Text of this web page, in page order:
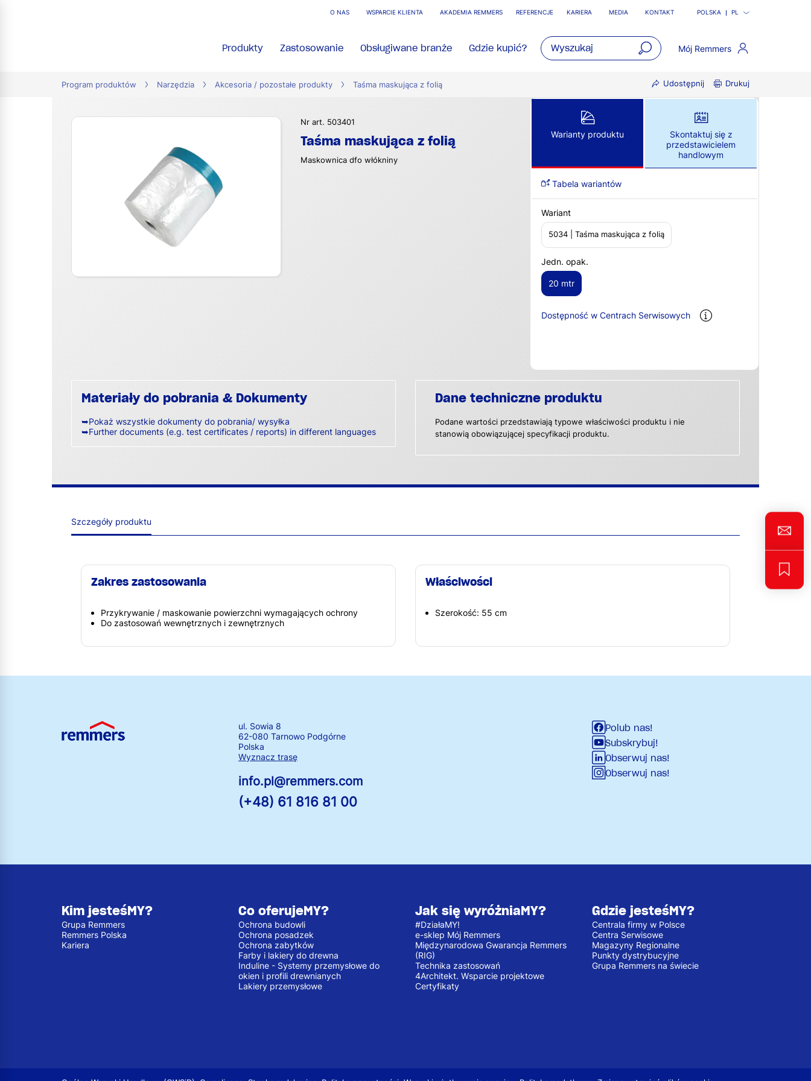
O NAS WSPARCIE KLIENTA AKADEMIA REMMERS REFERENCJE KARIERA MEDIA KONTAKT POLSKA PL
Produkty Zastosowanie Obsługiwane branże Gdzie kupić? Mój Remmers
Program produktów Narzędzia Akcesoria / pozostałe produkty Taśma maskująca z folią Udostępnij Drukuj
Nr art. 503401
Taśma maskująca z folią
Maskownica dfo włókniny
Warianty produktu
Skontaktuj się z
przedstawicielem
handlowym
Tabela wariantów
Wariant
5034 | Taśma maskująca z folią
Jedn. opak.
20 mtr
Dostępność w Centrach Serwisowych
Materiały do pobrania & Dokumenty
➥Pokaż wszystkie dokumenty do pobrania/ wysyłka
➥Further documents (e.g. test certificates / reports) in different languages
Dane techniczne produktu
Podane wartości przedstawiają typowe właściwości produktu i nie
stanowią obowiązującej specyfikacji produktu.
Szczegóły produktu
Zakres zastosowania
Przykrywanie / maskowanie powierzchni wymagających ochrony
Do zastosowań wewnętrznych i zewnętrznych
Właściwości
Szerokość: 55 cm
ul. Sowia 8
62-080 Tarnowo Podgórne
Polska
Wyznacz trasę
info.pl@remmers.com
(+48) 61 816 81 00
Polub nas!
Subskrybuj!
Obserwuj nas!
Obserwuj nas!
Kim jesteśMY?
Grupa Remmers
Remmers Polska
Kariera
Co oferujeMY?
Ochrona budowli
Ochrona posadzek
Ochrona zabytków
Farby i lakiery do drewna
Induline - Systemy przemysłowe do
okien i profili drewnianych
Lakiery przemysłowe
Jak się wyróżniaMY?
#DziałaMY!
e-sklep Mój Remmers
Międzynarodowa Gwarancja Remmers
(RIG)
Technika zastosowań
4Architekt. Wsparcie projektowe
Certyfikaty
Gdzie jesteśMY?
Centrala firmy w Polsce
Centra Serwisowe
Magazyny Regionalne
Punkty dystrybucyjne
Grupa Remmers na świecie